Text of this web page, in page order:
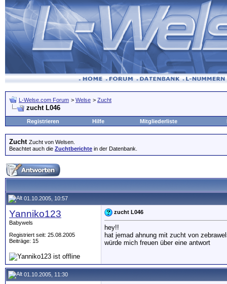
L-Welse.com Forum > Welse > Zucht
zucht L046
Registrieren Hilfe Mitgliederliste
Zucht Zucht von Welsen.
Beachtet auch die Zuchtberichte in der Datenbank.
01.10.2005, 10:57
Yanniko123
Babywels
Registriert seit: 25.08.2005
Beiträge: 15
zucht L046
hey!!
hat jemad ahnung mit zucht von
würde mich freuen über eine antwort
01.10.2005, 11:30